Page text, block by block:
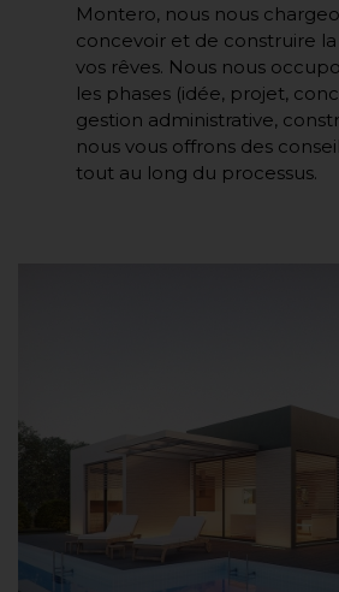
Montero, nous nous
concevoir et de construire
vos rêves. Nous nous
les phases (idée, projet,
gestion administrative,
nous vous offrons des
tout au long du processus.